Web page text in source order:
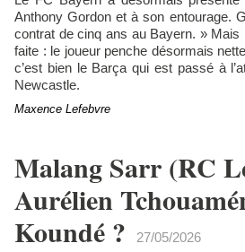
Anthony Gordon et à son entourage.
contrat de cinq ans au Bayern. » Mais
faite : le joueur penche désormais
c’est bien le Barça qui est passé à
Newcastle.
Maxence Lefebvre
Malang Sarr (RC
Aurélien
Koundé ?
27/05/2026